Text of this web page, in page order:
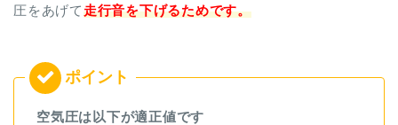
圧をあげて走行音を下げるためです。
空気圧は以下が適正値です